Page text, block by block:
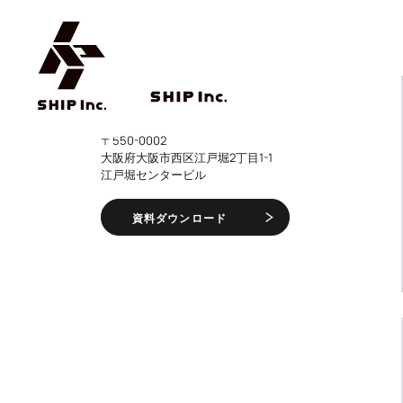
〒550-0002
大阪府大阪市西区江戸堀2丁目1-1
江戸堀センタービル
資料ダウンロード